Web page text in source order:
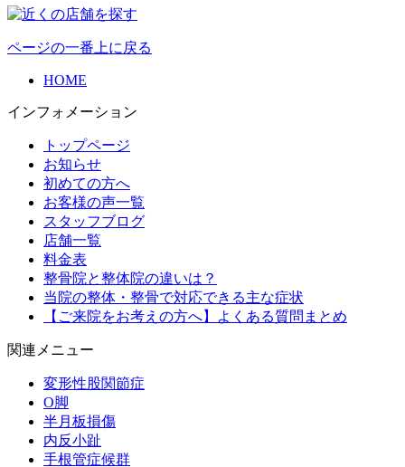
ページの一番上に戻る
HOME
インフォメーション
トップページ
お知らせ
初めての方へ
お客様の声一覧
スタッフブログ
店舗一覧
料金表
整骨院と整体院の違いは？
当院の整体・整骨で対応できる主な症状
【ご来院をお考えの方へ】よくある質問まとめ
関連メニュー
変形性股関節症
O脚
半月板損傷
内反小趾
手根管症候群